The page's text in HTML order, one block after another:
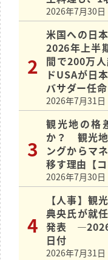
2026年7月30日
米国への日
2026年上半
間で200万
ドUSAが日
バサダー任
2026年7月31日
観光地の格
か？ 観光地
ングからマ
移す理由【コ
2026年7月30日
【人事】観
典央氏が就
発表 ―2026
日付
2026年7月31日